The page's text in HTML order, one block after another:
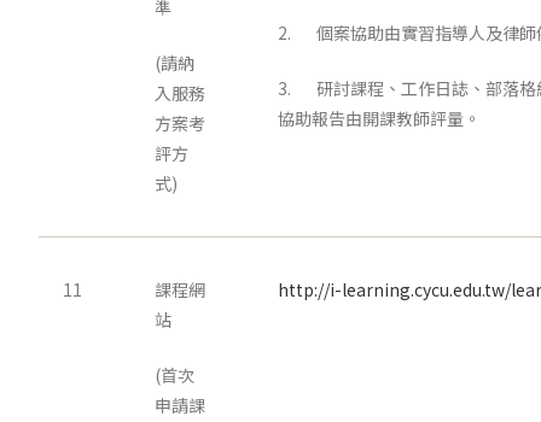
準
(請納
入服務
方案考
評方
式)
2. 個案協助由實習指導人及律師
3. 研討課程、工作日誌、部落格
協助報告由開課教師評量。
11
課程網
站
(首次
申請課
http://i-learning.cycu.edu.tw/